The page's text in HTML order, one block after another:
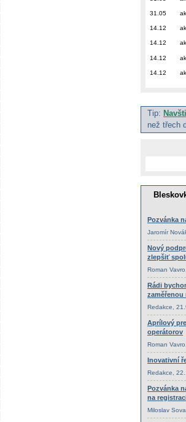
31.05
14.12
14.12
14.12
14.12
Tip:
než třech